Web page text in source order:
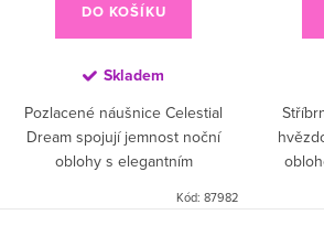
DO KOŠÍKU
Skladem
Pozlacené náušnice Celestial
Dream spojují jemnost noční
oblohy s elegantním
Kód: 87982